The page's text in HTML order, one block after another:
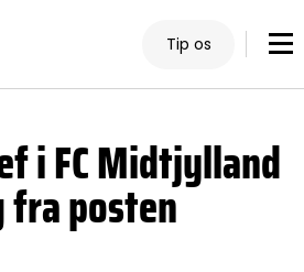
Tip os
i FC Midtjylland
posten